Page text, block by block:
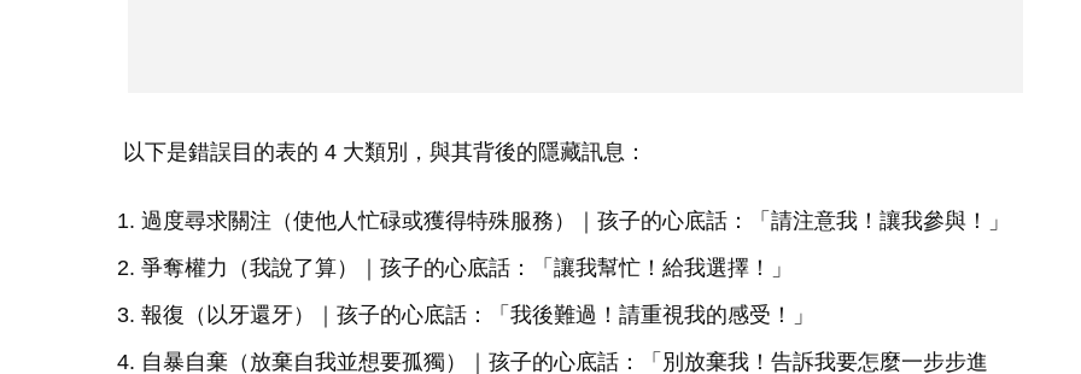
以下是錯誤目的表的 4 大類別，與其背後的隱藏訊息：
過度尋求關注（使他人忙碌或獲得特殊服務）｜孩子的心底話：「請注意我！讓我參與！」
爭奪權力（我說了算）｜孩子的心底話：「讓我幫忙！給我選擇！」
報復（以牙還牙）｜孩子的心底話：「我後難過！請重視我的感受！」
自暴自棄（放棄自我並想要孤獨）｜孩子的心底話：「別放棄我！告訴我要怎麼一步步進